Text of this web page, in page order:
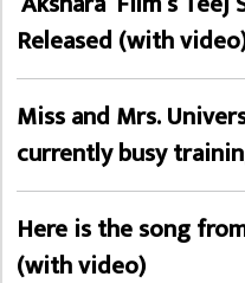
Released (with
Miss and Mrs.
currently busy
Here is the song
(with video)